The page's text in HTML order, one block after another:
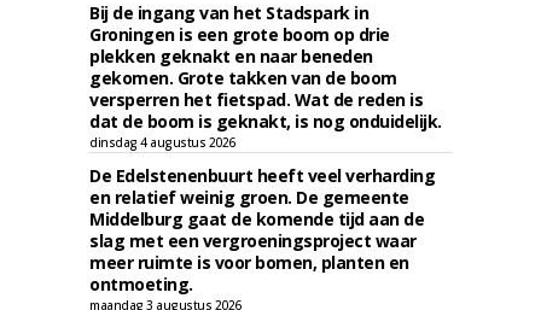
Bij de ingang van het Stadspark in
Groningen is een grote boom op drie
plekken geknakt en naar beneden
gekomen. Grote takken van de boom
versperren het fietspad. Wat de reden is
dat de boom is geknakt, is nog onduidelijk.
dinsdag 4 augustus 2026
De Edelstenenbuurt heeft veel verharding
en relatief weinig groen. De gemeente
Middelburg gaat de komende tijd aan de
slag met een vergroeningsproject waar
meer ruimte is voor bomen, planten en
ontmoeting.
maandag 3 augustus 2026